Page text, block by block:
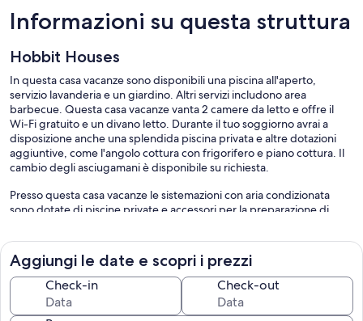
Informazioni su questa struttura
Hobbit Houses
In questa casa vacanze sono disponibili una piscina all'aperto,
servizio lavanderia e un giardino. Altri servizi includono area
barbecue. Questa casa vacanze vanta 2 camere da letto e offre il
Wi-Fi gratuito e un divano letto. Durante il tuo soggiorno avrai a
disposizione anche una splendida piscina privata e altre dotazioni
aggiuntive, come l'angolo cottura con frigorifero e piano cottura. Il
cambio degli asciugamani è disponibile su richiesta.
Presso questa casa vacanze le sistemazioni con aria condizionata
sono dotate di piscine private e accessori per la preparazione di
composto da un divano letto e un tavolo da pranzo. Angolo cottura
con frigorifero, piano cottura, microonde e
pentole/stoviglie/utensili. I bagni sono dotati di doccia e
asciugacapelli.
Durante il tuo soggiorno puoi navigare su Internet utilizzando la
connessione wireless gratuita. Le camere sono dotate di la Smart TV.
Aggiungi le date e scopri i prezzi
Check-in Check-out